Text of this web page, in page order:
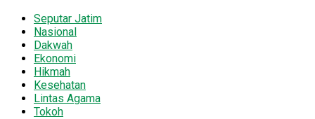
Seputar Jatim
Nasional
Dakwah
Ekonomi
Hikmah
Kesehatan
Lintas Agama
Tokoh